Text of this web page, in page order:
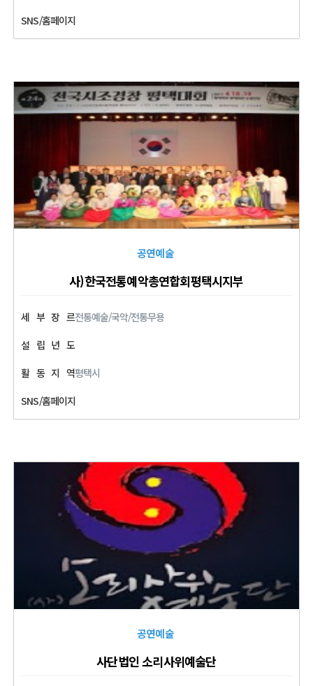
SNS/홈페이지
공연예술
사)한국전통예악총연합회평택시지부
세 부 장 르전통예술/국악/전통무용
설 립 년 도
활 동 지 역평택시
SNS/홈페이지
공연예술
사단법인 소리사위예술단